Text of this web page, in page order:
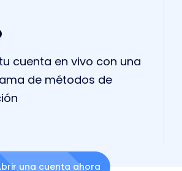
cuenta en vivo con una
de métodos de
una cuenta ahora